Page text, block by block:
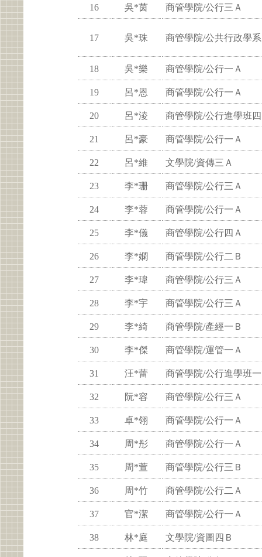
16 吳*茵 商管學院/公行三Ａ
17 吳*珠 商管學院/公共行政學系
18 吳*樂 商管學院/公行一Ａ
19 呂*恩 商管學院/公行一Ａ
20 呂*淩 商管學院/公行進學班四
21 呂*豪 商管學院/公行一Ａ
22 呂*維 文學院/資傳三Ａ
23 李*珊 商管學院/公行三Ａ
24 李*蓉 商管學院/公行一Ａ
25 李*儀 商管學院/公行四Ａ
26 李*嫻 商管學院/公行二Ｂ
27 李*瑋 商管學院/公行三Ａ
28 李*宇 商管學院/公行三Ａ
29 李*綺 商管學院/產經一Ｂ
30 李*傑 商管學院/運管一Ａ
31 汪*蕾 商管學院/公行進學班一
32 阮*容 商管學院/公行三Ａ
33 卓*翎 商管學院/公行一Ａ
34 周*彤 商管學院/公行一Ａ
35 周*萱 商管學院/公行三Ｂ
36 周*竹 商管學院/公行二Ａ
37 官*潔 商管學院/公行一Ａ
38 林*庭 文學院/資圖四Ｂ